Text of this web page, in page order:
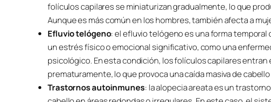
folículos capilares se miniaturizan gradualmente, lo que
Aunque es más común en los hombres, también afecta a
Efluvio telógeno: el efluvio telógeno es una forma
un estrés físico o emocional significativo, como una
psicológico. En esta condición, los folículos capilares
prematuramente, lo que provoca una caída masiva de
Trastornos autoinmunes: la alopecia areata es un